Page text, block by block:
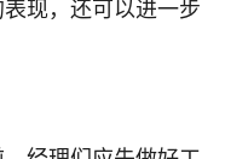
现，还可以进一步